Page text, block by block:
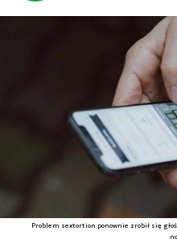
Problem sextortion ponownie zrobił się